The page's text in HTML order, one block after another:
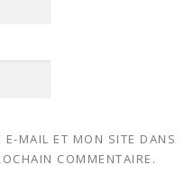
MAIL ET MON SITE DANS
COMMENTAIRE.